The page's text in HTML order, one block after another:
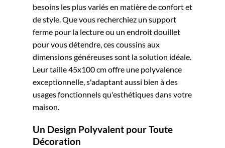
besoins les plus variés en matière de confort et
de style. Que vous recherchiez un support
ferme pour la lecture ou un endroit douillet
pour vous détendre, ces coussins aux
dimensions généreuses sont la solution idéale.
Leur taille 45x100 cm offre une polyvalence
exceptionnelle, s'adaptant aussi bien à des
usages fonctionnels qu'esthétiques dans votre
maison.
Un Design Polyvalent pour Toute
Décoration